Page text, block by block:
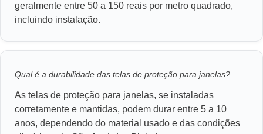
geralmente entre 50 a 150 reais por metro quadrado,
incluindo instalação.
Qual é a durabilidade das telas de proteção para janelas?
As telas de proteção para janelas, se instaladas
corretamente e mantidas, podem durar entre 5 a 10
anos, dependendo do material usado e das condições